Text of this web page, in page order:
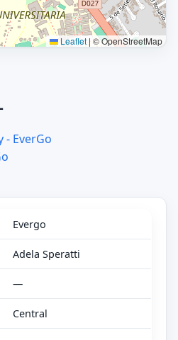
Leaflet | © OpenStreetMap
- EverGo
Evergo
Adela Speratti
—
Central